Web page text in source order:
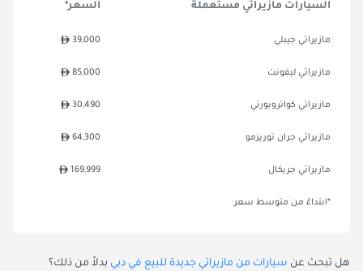
السيارات مازيراتي مستعملة السعر*
مازيراتي جيبلي 39,000
مازيراتي ليفونت 85,000
مازيراتي كواتروبورتي 30,490
مازيراتي جران توريزمو 64,300
مازيراتي جريكال 169,999
*ابتداءً من متوسط سعر
هل تبحث عن سيارات من مازيراتي جديدة للبيع في دبي بدلاً من ذلك؟